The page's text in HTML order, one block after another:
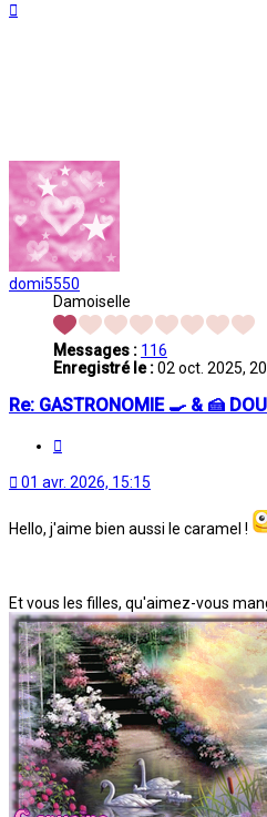
domi5550
Damoiselle
Messages : 116
Enregistré le :02 oct. 2025,
Re: GASTRONOMIE 🍳 & 🍰
01 avr. 2026, 15:15
Hello, j'aime bien aussi le caramel !
Et vous les filles, qu'aimez-vous